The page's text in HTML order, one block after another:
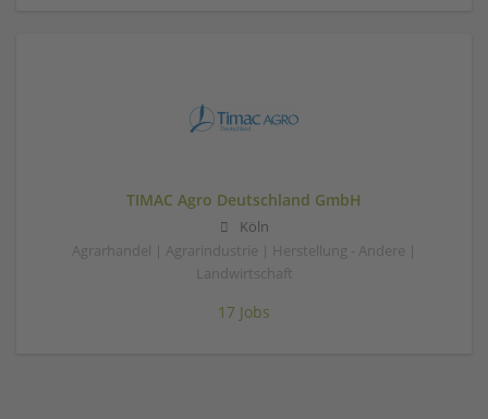
TIMAC Agro Deutschland GmbH
Köln
Agrarhandel | Agrarindustrie | Herstellung - Andere |
Landwirtschaft
17 Jobs